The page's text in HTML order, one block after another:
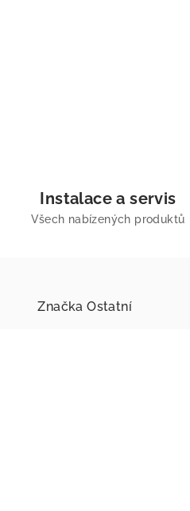
Instalace a servis
Všech nabízených produktů
Značka Ostatní